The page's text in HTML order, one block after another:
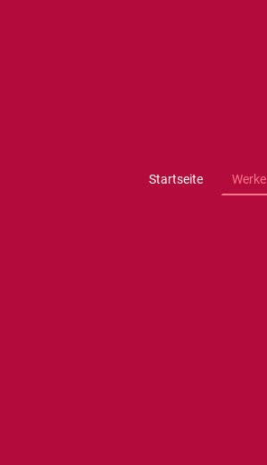
Startseite Werke